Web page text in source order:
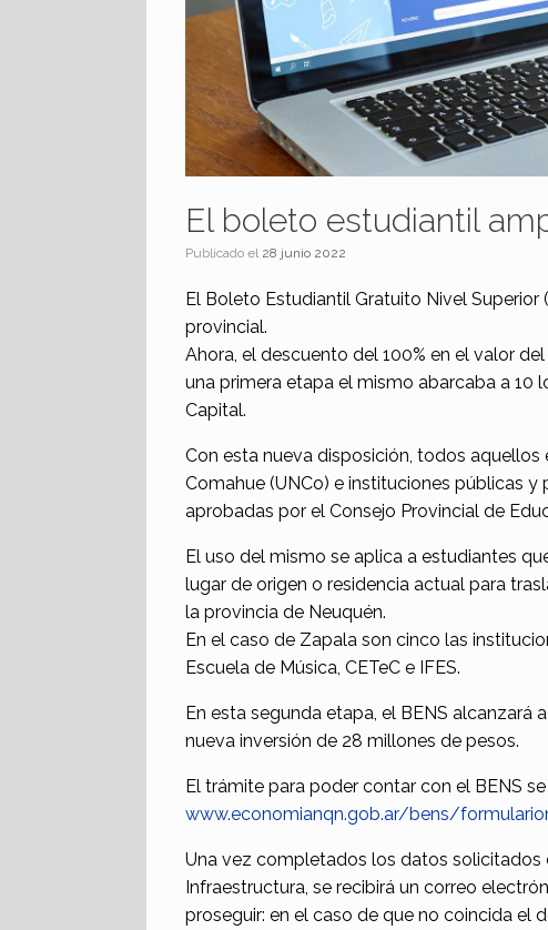
El boleto estudiantil
Publicado el 28 junio 2022
El Boleto Estudiantil Gratuito Nivel
provincial.
Ahora, el descuento del 100% en el valor
una primera etapa el mismo abarcaba a 10
Capital.
Con esta nueva disposición, todos
Comahue (UNCo) e instituciones públicas
aprobadas por el Consejo Provincial de
El uso del mismo se aplica a estudiantes
lugar de origen o residencia actual para
la provincia de Neuquén.
En el caso de Zapala son cinco las
Escuela de Música, CETeC e IFES.
En esta segunda etapa, el BENS alcanzará
nueva inversión de 28 millones de pesos.
El trámite para poder contar con el BENS
www.economianqn.gob.ar/bens/
Una vez completados los datos solicitados
Infraestructura, se recibirá un correo
proseguir: en el caso de que no coincida